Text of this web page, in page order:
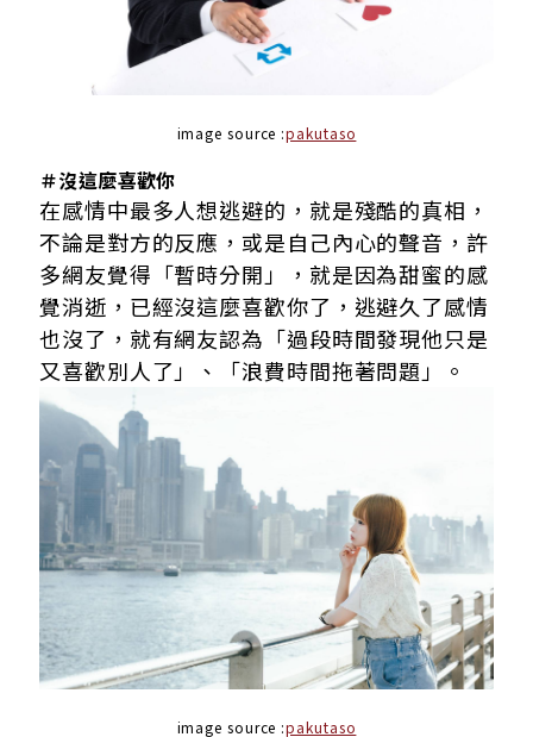
image source :pakutaso
＃沒這麼喜歡你
在感情中最多人想逃避的，就是殘酷的真相，
不論是對方的反應，或是自己內心的聲音，許
多網友覺得「暫時分開」，就是因為甜蜜的感
覺消逝，已經沒這麼喜歡你了，逃避久了感情
也沒了，就有網友認為「過段時間發現他只是
又喜歡別人了」、「浪費時間拖著問題」。
image source :pakutaso